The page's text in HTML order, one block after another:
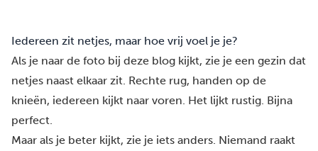
Iedereen zit netjes, maar hoe vrij voel je je?
Als je naar de foto bij deze blog kijkt, zie je een gezin dat
netjes naast elkaar zit. Rechte rug, handen op de
knieën, iedereen kijkt naar voren. Het lijkt rustig. Bijna
perfect.
Maar als je beter kijkt, zie je iets anders. Niemand raakt